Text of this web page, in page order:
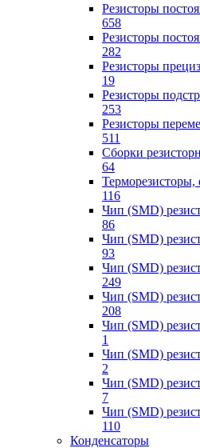
Резисторы
658
Резисторы
282
Резисторы
19
Резисторы
253
Резисторы
511
Сборки
64
Терморезисторы,
116
Чип (SMD)
86
Чип (SMD)
93
Чип (SMD)
249
Чип (SMD)
208
Чип (SMD)
1
Чип (SMD)
2
Чип (SMD)
7
Чип (SMD)
110
Конденсаторы